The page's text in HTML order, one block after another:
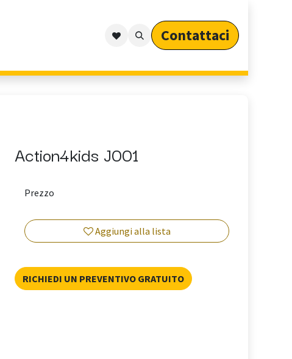
Arredo Outdoor per Privati
Contattaci​​​​​​
Action4kids J001
Aggiungi alla lista
Prezzo
RICHIEDI UN PREVENTIVO GRATUITO